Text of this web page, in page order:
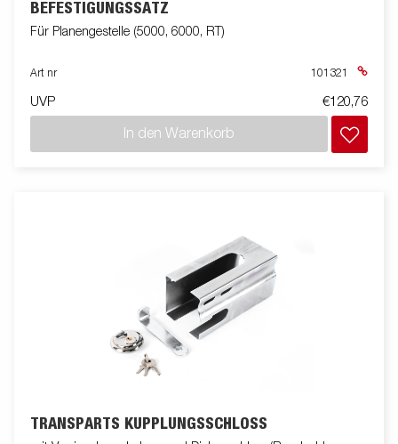
BEFESTIGUNGSSATZ
Für Planengestelle (5000, 6000, RT)
Art nr 101321
UVP €120,76
In den Warenkorb
TRANSPARTS KUPPLUNGSSCHLOSS